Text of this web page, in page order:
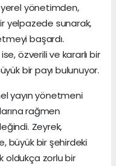
yönetimden,
yelpazede sunarak,
başardı.
özverili ve kararlı bir
bir payı bulunuyor.
yayın yönetmeni
rağmen
Zeyrek,
büyük bir şehirdeki
oldukça zorlu bir